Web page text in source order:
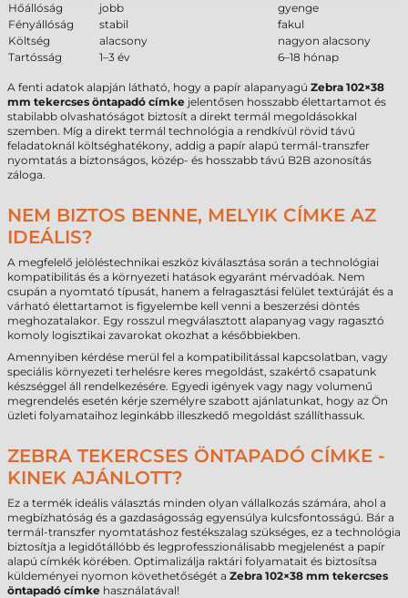
Hőállóság
jobb
gyenge
Fényállóság
stabil
fakul
Költség
alacsony
nagyon alacsony
Tartósság
1–3 év 6–18 hónap
A fenti adatok alapján látható, hogy a papír alapanyagú Zebra 102×38
mm tekercses öntapadó címke jelentősen hosszabb élettartamot és
stabilabb olvashatóságot biztosít a direkt termál megoldásokkal
szemben. Míg a direkt termál technológia a rendkívül rövid távú
feladatoknál költséghatékony, addig a papír alapú termál-transzfer
nyomtatás a biztonságos, közép- és hosszabb távú B2B azonosítás
záloga.
NEM BIZTOS BENNE, MELYIK CÍMKE AZ
IDEÁLIS?
A megfelelő jelöléstechnikai eszköz kiválasztása során a technológiai
kompatibilitás és a környezeti hatások egyaránt mérvadóak. Nem
csupán a nyomtató típusát, hanem a felragasztási felület textúráját és a
várható élettartamot is figyelembe kell venni a beszerzési döntés
meghozatalakor. Egy rosszul megválasztott alapanyag vagy ragasztó
komoly logisztikai zavarokat okozhat a későbbiekben.
Amennyiben kérdése merül fel a kompatibilitással kapcsolatban, vagy
speciális környezeti terhelésre keres megoldást, szakértő csapatunk
készséggel áll rendelkezésére. Egyedi igények vagy nagy volumenű
megrendelés esetén kérje személyre szabott ajánlatunkat, hogy az Ön
üzleti folyamataihoz leginkább illeszkedő megoldást szállíthassuk.
ZEBRA TEKERCSES ÖNTAPADÓ CÍMKE -
KINEK AJÁNLOTT?
Ez a termék ideális választás minden olyan vállalkozás számára, ahol a
megbízhatóság és a gazdaságosság egyensúlya kulcsfontosságú. Bár a
termál-transzfer nyomtatáshoz festékszalag szükséges, ez a technológia
biztosítja a legidőtállóbb és legprofesszionálisabb megjelenést a papír
alapú címkék körében. Optimalizálja raktári folyamatait és biztosítsa
küldeményei nyomon követhetőségét a Zebra 102×38 mm tekercses
öntapadó címke használatával!